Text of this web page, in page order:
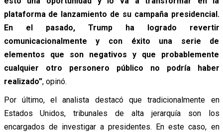
plataforma de lanzamiento de su campaña presidencial.
En el pasado, Trump ha logrado revertir
comunicacionalmente y con éxito una serie de
elementos que son negativos y que probablemente
cualquier otro personero público no podría haber
realizado”, opinó.
Por último, el analista destacó que tradicionalmente en
Estados Unidos, tribunales de alta jerarquía son los
encargados de investigar a presidentes. En este caso, en